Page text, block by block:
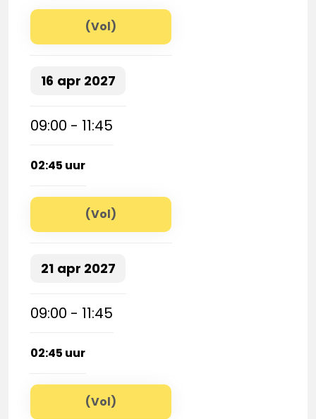
(Vol)
16 apr 2027
09:00 - 11:45
02:45 uur
(Vol)
21 apr 2027
09:00 - 11:45
02:45 uur
(Vol)